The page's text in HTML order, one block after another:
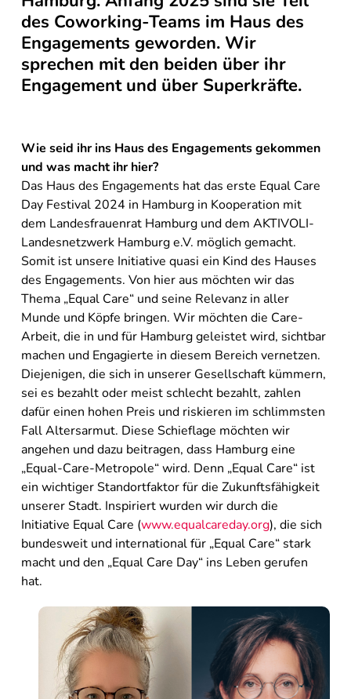
des Coworking-Teams im Haus des
Engagements geworden. Wir
sprechen mit den beiden über ihr
Engagement und über Superkräfte.
Wie seid ihr ins Haus des Engagements gekommen
und was macht ihr hier?
Das Haus des Engagements hat das erste Equal Care
Day Festival 2024 in Hamburg in Kooperation mit
dem Landesfrauenrat Hamburg und dem AKTIVOLI-
Landesnetzwerk Hamburg e.V. möglich gemacht.
Somit ist unsere Initiative quasi ein Kind des Hauses
des Engagements. Von hier aus möchten wir das
Thema „Equal Care“ und seine Relevanz in aller
Munde und Köpfe bringen. Wir möchten die Care-
Arbeit, die in und für Hamburg geleistet wird, sichtbar
machen und Engagierte in diesem Bereich vernetzen.
Diejenigen, die sich in unserer Gesellschaft kümmern,
sei es bezahlt oder meist schlecht bezahlt, zahlen
dafür einen hohen Preis und riskieren im schlimmsten
Fall Altersarmut. Diese Schieflage möchten wir
angehen und dazu beitragen, dass Hamburg eine
„Equal-Care-Metropole“ wird. Denn „Equal Care“ ist
ein wichtiger Standortfaktor für die Zukunftsfähigkeit
unserer Stadt. Inspiriert wurden wir durch die
Initiative Equal Care (www.equalcareday.org), die sich
bundesweit und international für „Equal Care“ stark
macht und den „Equal Care Day“ ins Leben gerufen
hat.